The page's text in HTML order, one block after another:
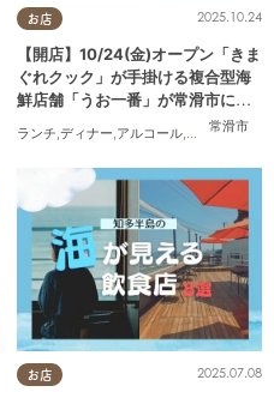
友人,ペット トレンド, KURUTOHP
お店
常滑市
2025.10.24
【開店】10/24(金)オープン「きま
ぐれクック」が手掛ける複合型海
鮮店舗「うお一番」が常滑市に誕
ランチ ディナー アルコール 開店,まちネタ
お店 2025.07.08